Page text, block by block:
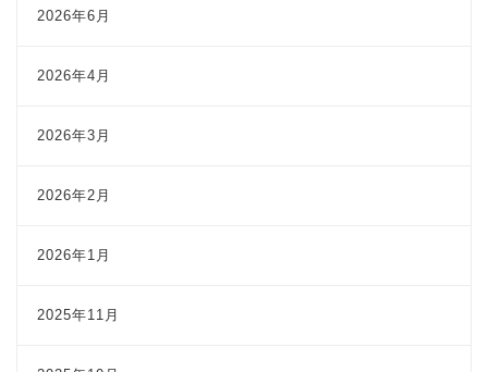
2026年6月
2026年4月
2026年3月
2026年2月
2026年1月
2025年11月